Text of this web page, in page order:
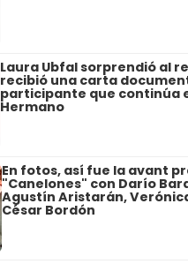
Laura Ubfal sorprendió al
recibió una carta
participante que continúa
Hermano
En fotos, así fue la avant
"Canelones" con Darío
Agustín Aristarán,
César Bordón